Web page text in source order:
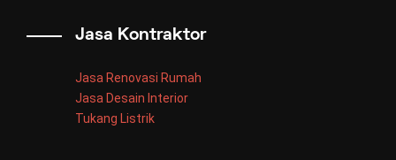
Jasa Kontraktor
Jasa Renovasi Rumah
Jasa Desain Interior
Tukang Listrik